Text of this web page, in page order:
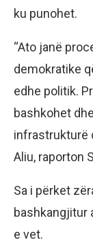
ku punohet.
“Ato janë
demokratike
edhe politik.
bashkohet
infrastrukturë
Aliu, raporton
Sa i përket
bashkangjitur
e vet.